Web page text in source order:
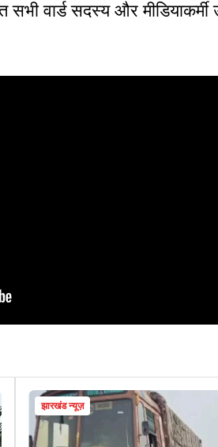
वार्ड सदस्य और मीडियाकर्मी
झारखंड न्यूज़